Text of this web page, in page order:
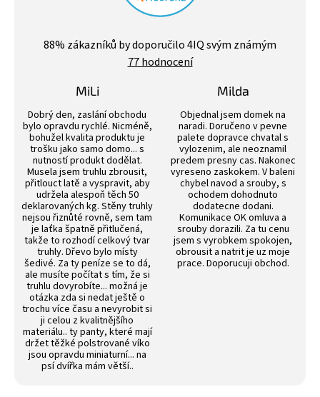
hodnocení
obchodu
je
hvězdiček.
88% zákazníků by doporučilo 4IQ svým známým
77 hodnocení
MiLi
Hodnocení obchodu je 3 z 5 hvězdiček.
Dobrý den, zaslání obchodu
bylo opravdu rychlé. Nicméně,
bohužel kvalita produktu je
trošku jako samo domo... s
nutností produkt dodělat.
Musela jsem truhlu zbrousit,
přitlouct latě a vyspravit, aby
udržela alespoň těch 50
deklarovaných kg. Stěny truhly
nejsou řiznůté rovně, sem tam
je laťka špatně přitlučená,
takže to rozhodí celkový tvar
truhly. Dřevo bylo místy
šedivé. Za ty peníze se to dá,
ale musíte počítat s tím, že si
truhlu dovyrobíte... možná je
otázka zda si nedat ještě o
trochu více času a nevyrobit si
ji celou z kvalitnějšího
materiálu.. ty panty, které mají
držet těžké polstrované víko
jsou opravdu miniaturní... na
psí dvířka mám větší..
Milda
Objednal jsem domek na
naradi. Doručeno v pevne
palete dopravce chvatal s
vylozenim, ale neoznamil
predem presny cas. Nakonec
vyreseno zaskokem. V baleni
chybel navod a srouby, s
ochodem dohodnuto
dodatecne dodani.
Komunikace OK omluva a
srouby dorazili. Za tu cenu
jsem s vyrobkem spokojen,
obrousit a natrit je uz moje
prace. Doporucuji obchod.